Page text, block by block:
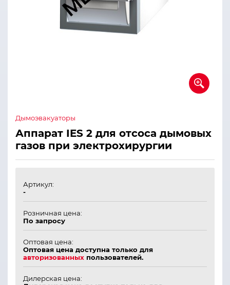
Дымоэвакуаторы
Аппарат IES 2 для отсоса дымовых
газов при электрохирургии
Артикул:
-
Розничная цена:
По запросу
Оптовая цена:
Оптовая цена доступна только для
авторизованных пользователей.
Дилерская цена: